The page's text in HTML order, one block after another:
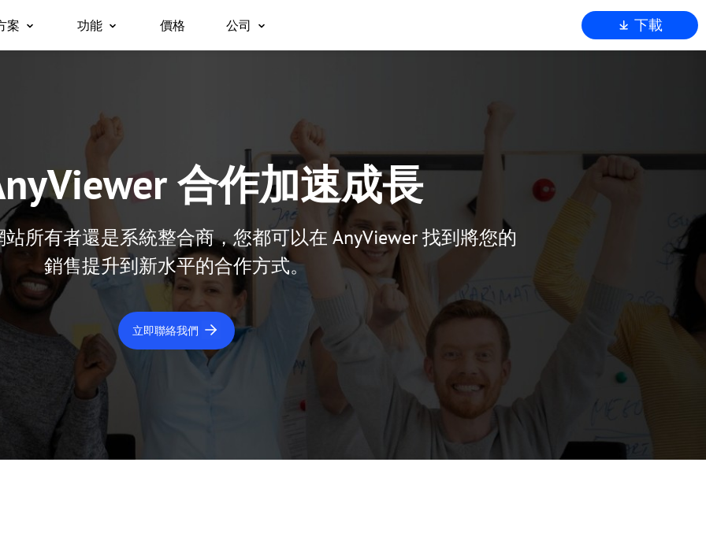
為團隊、組織與企業打造的一體化安
全遠距工作及支援方案。
用於 macOS
用於 Android
案
遠端支援
為客戶提供遠端技術支援
遠端工作
沉浸式遠端辦公
遠端遊戲
隨時隨地暢玩遊戲
全球遠端控制
輕鬆控制海外伺服器
功能
螢幕鏡像
檔案傳輸
在裝置之間快速移動檔案。
隱私模式
在隱形遠端存取時將畫面變為黑屏。
螢幕墻
同時監控多個螢幕。
角色權限管理
使用彈性權限管理使用者存取。
價格 公司
為什麼選擇 AnyViewer
下載
合作加速成長
所有者還是系統整合商，您都可以在 AnyViewer 找到將您的
銷售提升到新水平的合作方式。
立即聯絡我們